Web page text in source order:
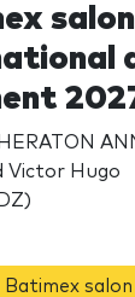
salon
Victor Hugo